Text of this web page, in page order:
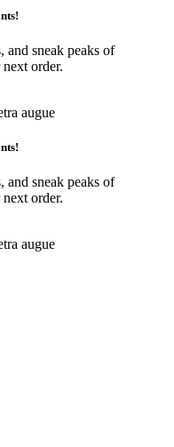
and sneak peaks of
order.
augue
and sneak peaks of
order.
augue